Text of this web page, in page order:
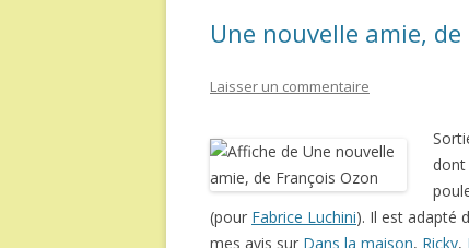
Une nouvelle amie, de
Laisser un commentaire
dont
(pour Fabrice Luchini). Il est adapté
mes avis sur Dans la maison, Ricky,